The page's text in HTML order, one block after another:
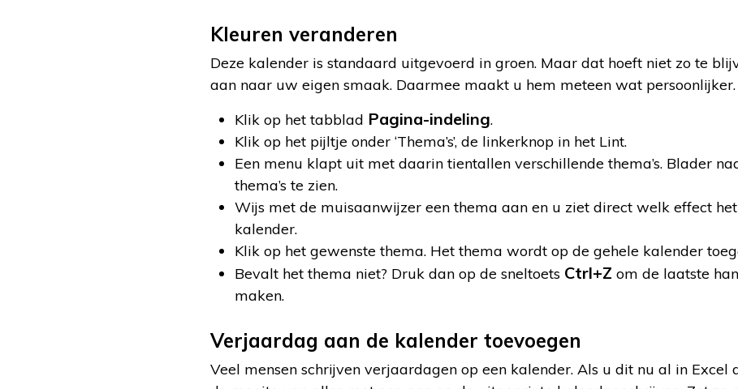
Kleuren veranderen
Deze kalender is standaard uitgevoerd in groen. Maar dat hoeft niet zo te
aan naar uw eigen smaak. Daarmee maakt u hem meteen wat persoonlijker.
Klik op het tabblad Pagina-indeling.
Klik op het pijltje onder ‘Thema’s’, de linkerknop in het Lint.
Een menu klapt uit met daarin tientallen verschillende thema’s. Blader
thema’s te zien.
Wijs met de muisaanwijzer een thema aan en u ziet direct welk effect
kalender.
Klik op het gewenste thema. Het thema wordt op de gehele kalender
Bevalt het thema niet? Druk dan op de sneltoets Ctrl+Z om de laatste
maken.
Verjaardag aan de kalender toevoegen
Veel mensen schrijven verjaardagen op een kalender. Als u dit nu al in Excel